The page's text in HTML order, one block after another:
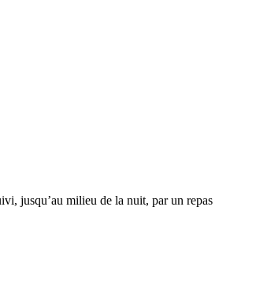
jusqu’au milieu de la nuit, par un repas